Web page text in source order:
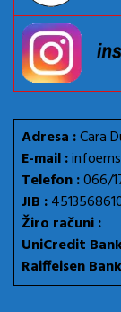
Adresa :Cara
E-mail :
Telefon :066/
JIB :
Žiro računi :
UniCredit
Raiffeisen